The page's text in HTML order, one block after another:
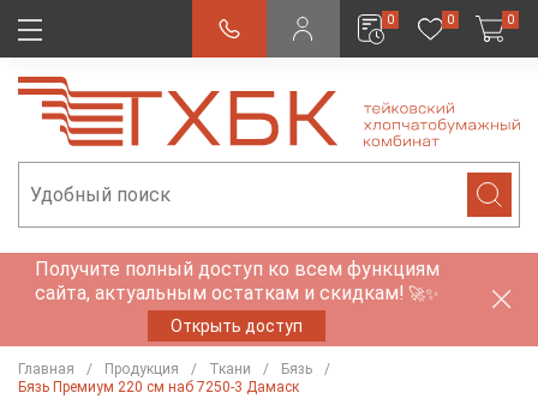
0 0 0
Получите полный доступ ко всем функциям
сайта, актуальным остаткам и скидкам! 🚀✨
Открыть доступ
Главная Продукция Ткани
Бязь
Бязь Премиум 220 см наб 7250-3 Дамаск